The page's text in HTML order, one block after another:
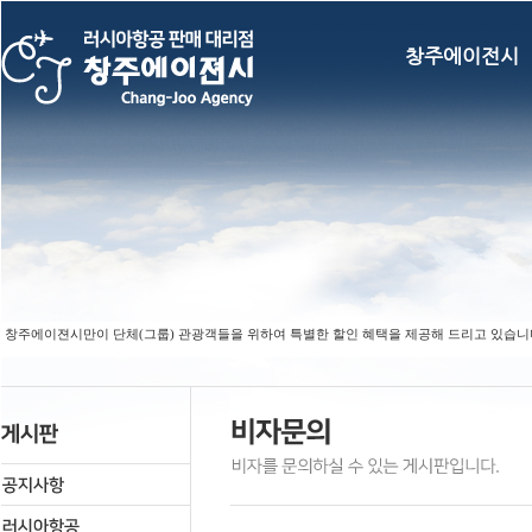
창주에이전시
에이젼시만이 단체(그룹) 관광객들을 위하여 특별한 할인 혜택을 제공해 드리고 있습